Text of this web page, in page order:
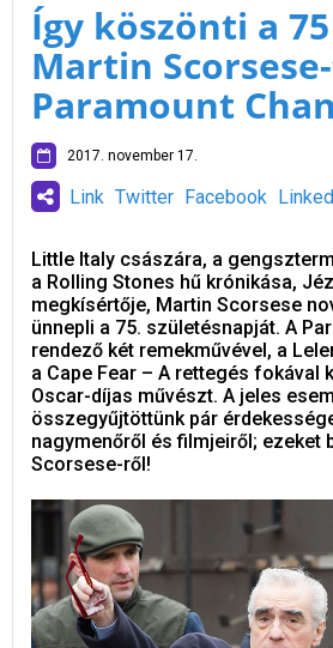
Így köszönti a
Martin
Paramount
2017. november 17.
Link Twitter Facebook
Little Italy császára, a
a Rolling Stones hű krónikása,
megkísértője, Martin Scorsese
ünnepli a 75. születésnapját. A
rendező két remekművével, a
a Cape Fear – A rettegés fokával
Oscar-díjas művészt. A jeles
összegyűjtöttünk pár
nagymenőről és filmjeiről; ezeket
Scorsese-ről!